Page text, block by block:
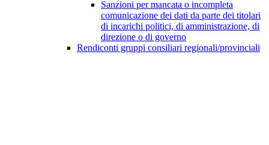
Sanzioni per mancata o incompleta
comunicazione dei dati da parte dei titolari
di incarichi politici, di amministrazione, di
direzione o di governo
Rendiconti gruppi consiliari regionali/provinciali